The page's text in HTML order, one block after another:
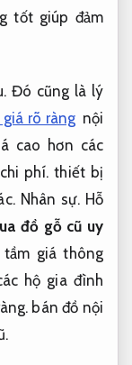
tốt giúp đảm
Đó cũng là lý
rõ ràng nội
cao hơn các
phí. thiết bị
Nhân sự. Hỗ
đồ gỗ cũ uy
tầm giá thông
hộ gia đình
bán đồ nội